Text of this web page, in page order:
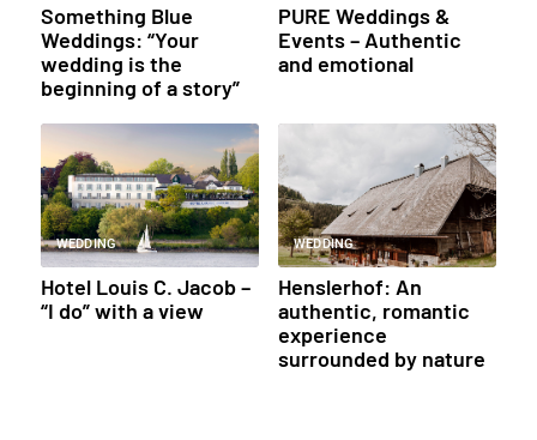
Something Blue
Weddings: “Your
wedding is the
beginning of a story”
PURE Weddings &
Events – Authentic
and emotional
WEDDING
Hotel Louis C. Jacob –
“I do” with a view
WEDDING
Henslerhof: An
authentic, romantic
experience
surrounded by nature